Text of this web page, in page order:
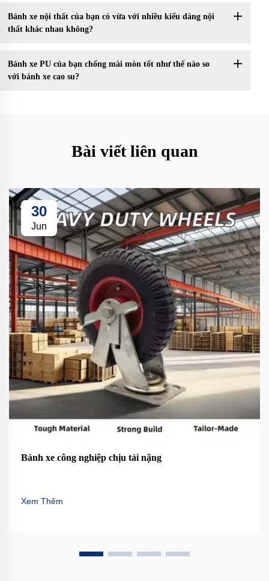
Bánh xe nội thất của bạn có vừa với nhiều kiểu dáng nội
thất khác nhau không?
Bánh xe PU của bạn chống mài mòn tốt như thế nào so
với bánh xe cao su?
Bài viết liên quan
30
Jun
Bánh xe công nghiệp chịu tải nặng
Xem Thêm